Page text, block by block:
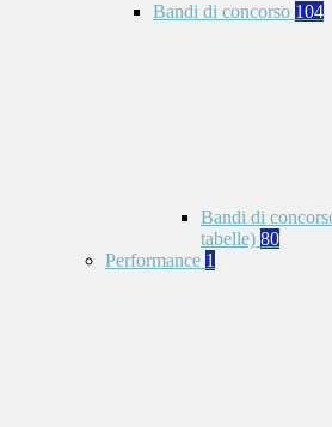
Bandi di concorso 104
Bandi di
tabelle) 80
Performance 1